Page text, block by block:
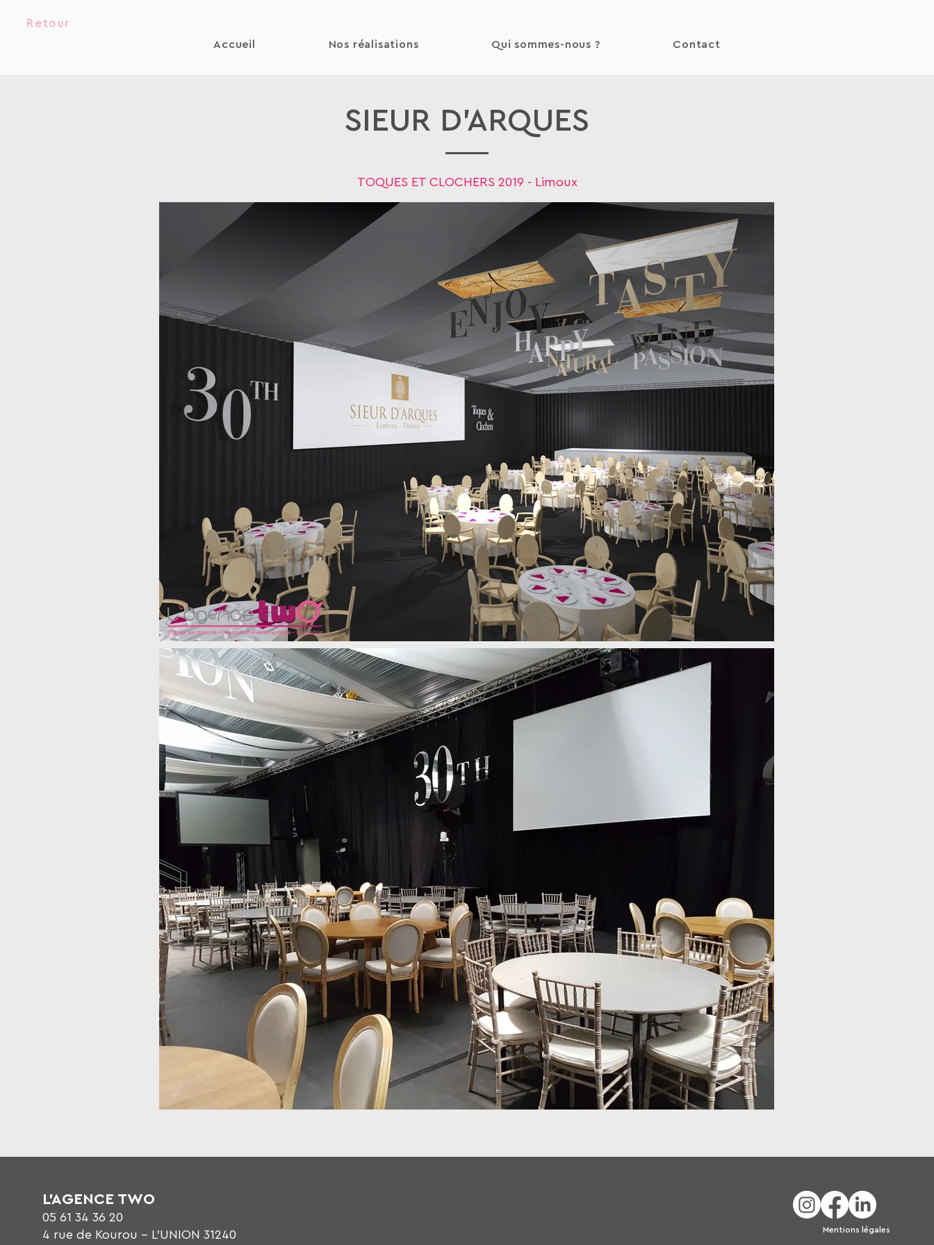
Accueil Nos réalisations Qui sommes-nous ? Contact
Retour
SIEUR D'ARQUES
TOQUES ET CLOCHERS 2019 - Limoux
L'AGENCE TWO
05 61 34 36 20
4 rue de Kourou - L'UNION 31240
Mentions légales